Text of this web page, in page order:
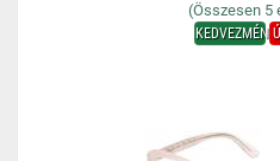
(Összesen 5
KEDVEZMÉNY